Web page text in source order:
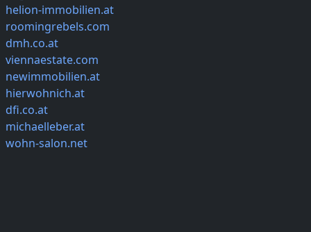
helion-immobilien.at
roomingrebels.com
dmh.co.at
viennaestate.com
newimmobilien.at
hierwohnich.at
dfi.co.at
michaelleber.at
wohn-salon.net